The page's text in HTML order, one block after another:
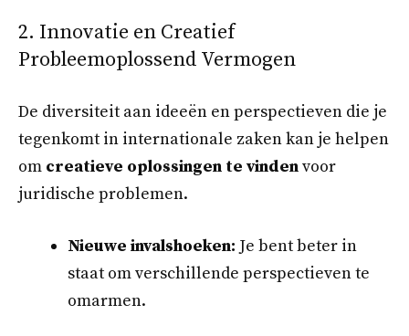
2. Innovatie en Creatief
Probleemoplossend Vermogen
De diversiteit aan ideeën en perspectieven die je
tegenkomt in internationale zaken kan je helpen
om creatieve oplossingen te vindenvoor
juridische problemen.
Nieuwe invalshoeken: Je bent beter in
staat om verschillende perspectieven te
omarmen.